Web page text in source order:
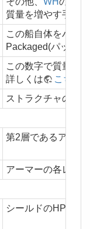
質量を増やす手段
この船自体をハン
Packaged(パッケ
この数字で質量を
詳しくは
こちら
ストラクチャの各
第2層であるアーマ
アーマーの各レジ
シールドのHP量の